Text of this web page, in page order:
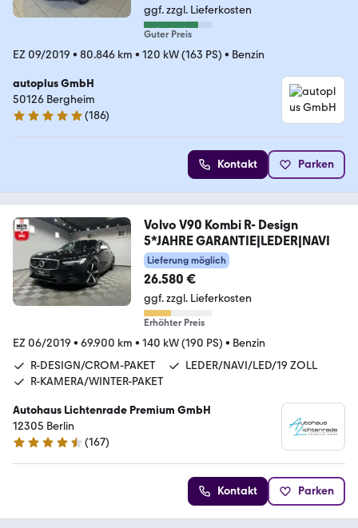
ggf. zzgl. Lieferkosten
Guter Preis
EZ 09/2019 • 80.846 km • 120 kW (163 PS) • Benzin
autoplus GmbH
50126 Bergheim
4.9 Sterne
(186)
Kontakt Parken
Volvo V90 Kombi R- Design
5*JAHRE GARANTIE|LEDER|NAVI
Lieferung möglich
26.580 €
ggf. zzgl. Lieferkosten
Erhöhter Preis
EZ 06/2019 • 69.900 km • 140 kW (190 PS) • Benzin
R-DESIGN/CROM-PAKET
LEDER/NAVI/LED/19 ZOLL
R-KAMERA/WINTER-PAKET
Autohaus Lichtenrade Premium GmbH
12305 Berlin
4.6 Sterne
(167)
Kontakt Parken